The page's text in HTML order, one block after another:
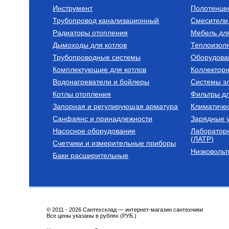
Бойлеры (водонагреватели
Водонагреватель косвенного
нагрева напольный из
500 л., арт.: 805F0050
127 190 Руб.
Купить
Трубы из
Труба
полиэтилена
16(2.2) бухта
VA1622.3.C.100
7 300Руб.
Котлы газовые настенные
Инструмент
Трубопровод канализационный
Радиаторы отопления
Дымоходы для котлов
Трубопроводные системы
Комплектующие для котлов
Водонагреватели и бойлеры
Котлы отопления
Запорная и регулирующая арматура
Санфаянс и принадлежности
Насосное оборудование
Счетчики и измерительные приборы
Баки расширительные
Смесители
Мебель
Системы
Фильтры
Зарядные
(ЛАТР)
© 2011 - 2026 Сантехсклад — интернет-магазин сантехники
Все цены указаны в рублях (РУБ.)